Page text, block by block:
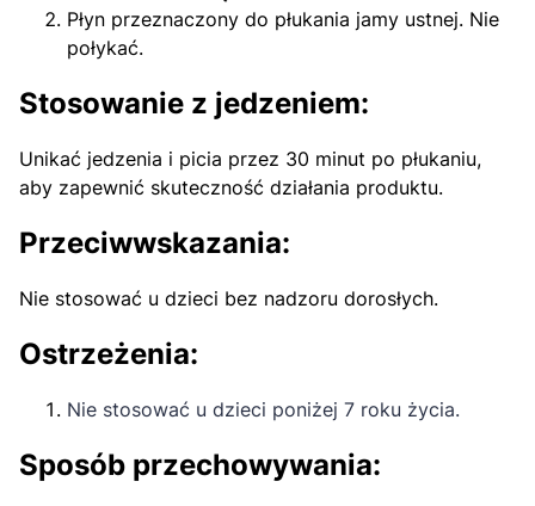
Płyn przeznaczony do płukania jamy ustnej. Nie
połykać.
Stosowanie z jedzeniem:
Unikać jedzenia i picia przez 30 minut po płukaniu,
aby zapewnić skuteczność działania produktu.
Przeciwwskazania:
Nie stosować u dzieci bez nadzoru dorosłych.
Ostrzeżenia:
Nie stosować u dzieci poniżej 7 roku życia.
Sposób przechowywania: